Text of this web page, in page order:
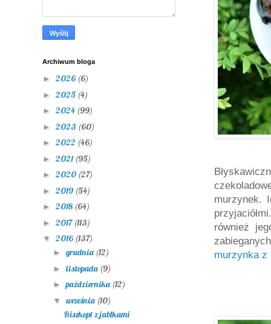
murzynek.
również
murzynka z
Archiwum bloga
► 2026 (6)
► 2025 (4)
► 2024 (99)
► 2023 (60)
► 2022 (46)
► 2021 (95)
► 2020 (27)
► 2019 (54)
► 2018 (64)
► 2017(113)
▼ 2016 (137)
► grudnia (12)
► listopada (9)
►października (12)
▼ września (10)
Biszkopt z jabłkami